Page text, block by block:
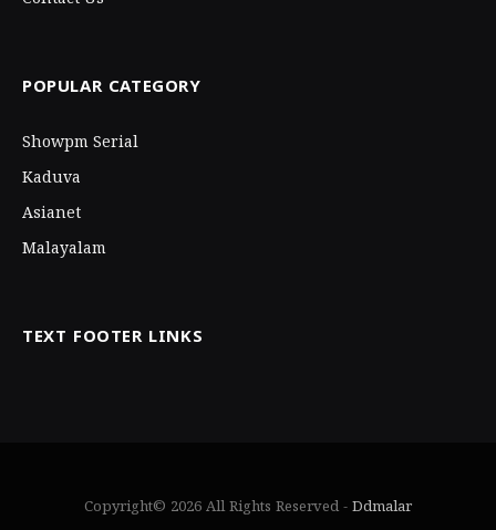
POPULAR CATEGORY
Showpm Serial
Kaduva
Asianet
Malayalam
TEXT FOOTER LINKS
Copyright© 2026 All Rights Reserved - Ddmalar